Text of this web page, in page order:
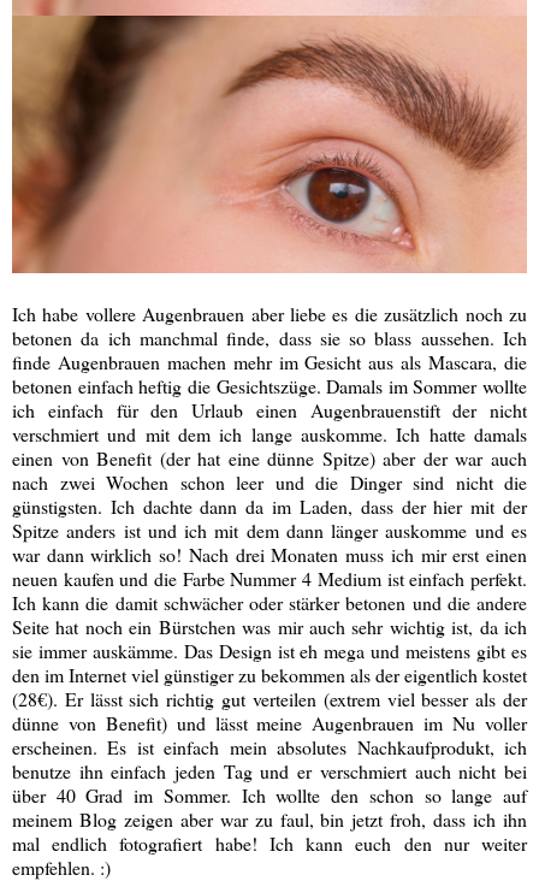
Ich habe vollere Augenbrauen aber liebe es die zusätzlich noch zu
betonen da ich manchmal finde, dass sie so blass aussehen. Ich
finde Augenbrauen machen mehr im Gesicht aus als Mascara, die
betonen einfach heftig die Gesichtszüge. Damals im Sommer wollte
ich einfach für den Urlaub einen Augenbrauenstift der nicht
verschmiert und mit dem ich lange auskomme. Ich hatte damals
einen von Benefit (der hat eine dünne Spitze) aber der war auch
nach zwei Wochen schon leer und die Dinger sind nicht die
günstigsten. Ich dachte dann da im Laden, dass der hier mit der
Spitze anders ist und ich mit dem dann länger auskomme und es
war dann wirklich so! Nach drei Monaten muss ich mir erst einen
neuen kaufen und die Farbe Nummer 4 Medium ist einfach perfekt.
Ich kann die damit schwächer oder stärker betonen und die andere
Seite hat noch ein Bürstchen was mir auch sehr wichtig ist, da ich
sie immer auskämme. Das Design ist eh mega und meistens gibt es
den im Internet viel günstiger zu bekommen als der eigentlich kostet
(28€). Er lässt sich richtig gut verteilen (extrem viel besser als der
dünne von Benefit) und lässt meine Augenbrauen im Nu voller
erscheinen. Es ist einfach mein absolutes Nachkaufprodukt, ich
benutze ihn einfach jeden Tag und er verschmiert auch nicht bei
über 40 Grad im Sommer. Ich wollte den schon so lange auf
meinem Blog zeigen aber war zu faul, bin jetzt froh, dass ich ihn
mal endlich fotografiert habe! Ich kann euch den nur weiter
empfehlen. :)